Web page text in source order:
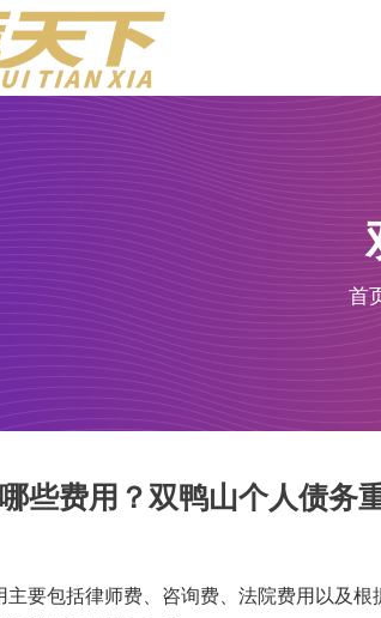
首
些费用？双鸭山个人债务
主要包括律师费、咨询费、法院费用以及